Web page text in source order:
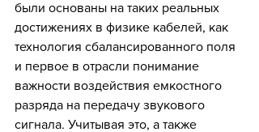
были основаны на таких реальных
достижениях в физике кабелей, как
технология сбалансированного поля
и первое в отрасли понимание
важности воздействия емкостного
разряда на передачу звукового
сигнала. Учитывая это, а также